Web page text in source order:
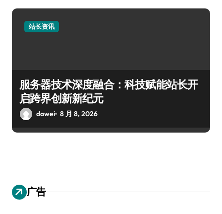
站长资讯
服务器技术深度融合：科技赋能站长开
启跨界创新新纪元
dawei 8 月 8, 2026
广告